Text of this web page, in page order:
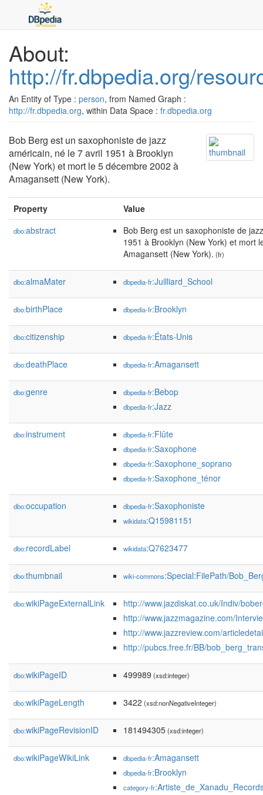
About:
http://fr.dbpedia.org/
An Entity of Type : person, from Named Graph :
http://fr.dbpedia.org, within Data Space : fr.dbpedia.org
Bob Berg est un saxophoniste de jazz
américain, né le 7 avril 1951 à Brooklyn
(New York) et mort le 5 décembre 2002 à
Amagansett (New York).
Property Value
dbo:abstract
Bob Berg est un saxophoniste de
1951 à Brooklyn (New York) et mort
Amagansett (New York). (fr)
dbo:almaMater dbpedia-fr:Juilliard_School
dbo:birthPlace dbpedia-fr:Brooklyn
dbo:citizenship dbpedia-fr:États-Unis
dbo:deathPlace dbpedia-fr:Amagansett
dbo:genre dbpedia-fr:Bebop
dbpedia-fr:Jazz
dbo:instrument dbpedia-fr:Flûte
dbpedia-fr:Saxophone
dbpedia-fr:Saxophone_soprano
dbpedia-fr:Saxophone_ténor
dbo:occupation dbpedia-fr:Saxophoniste
wikidata:Q15981151
dbo:recordLabel wikidata:Q7623477
dbo:thumbnail wiki-commons:Special:FilePath/
dbo:wikiPageExternalLink
http://www.jazdiskat.co.uk/Indiv/
http://www.jazzmagazine.com/
http://www.jazzreview.com/
http://pubcs.free.fr/BB/
dbo:wikiPageID 499989 (xsd:integer)
dbo:wikiPageLength 3422 (xsd:nonNegativeInteger)
dbo:wikiPageRevisionID 181494305(xsd:integer)
dbo:wikiPageWikiLink dbpedia-fr:Amagansett
dbpedia-fr:Brooklyn
category-fr